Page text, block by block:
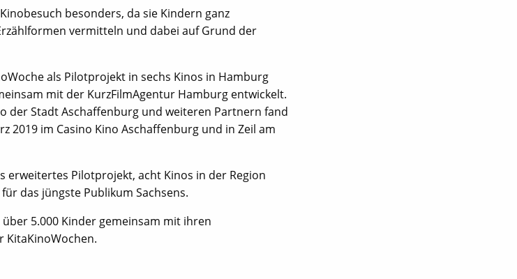
besonders, da sie Kindern ganz
vermitteln und dabei auf Grund der
als Pilotprojekt in sechs Kinos in Hamburg
mit der KurzFilmAgentur Hamburg entwickelt.
der Stadt Aschaffenburg und weiteren Partnern fand
2019 im Casino Kino Aschaffenburg und in Zeil am
erweitertes Pilotprojekt, acht Kinos in der Region
das jüngste Publikum Sachsens.
5.000 Kinder gemeinsam mit ihren
KitaKinoWochen.